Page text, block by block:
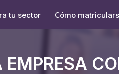
tu sector Cómo